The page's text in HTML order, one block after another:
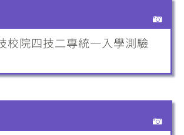
校院四技二專統一入學測驗